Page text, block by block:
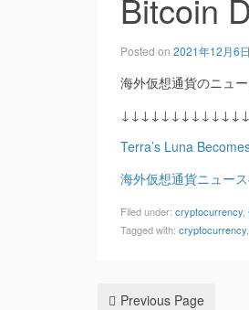
Bitcoin
Posted on 2021年12月6日
海外仮想通貨のニュ
Terra’s Luna
海外仮想通貨ニュー
Filed under: cryptocurrency
Tagged with: cryptocurrency
Previous Page